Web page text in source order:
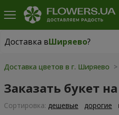
Доставка вШиряево?
Доставка вШиряево|
Доставка цветов в г. Ширяево
Заказать букет
Cортировка: дешевые дорогие